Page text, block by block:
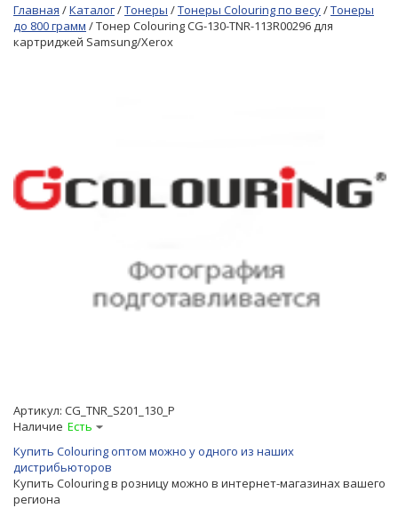
Главная /Каталог/Тонеры /Тонеры Colouring по весу/Тонеры
до 800 грамм /Тонер Colouring CG-130-TNR-113R00296 для
картриджей Samsung/Xerox
Артикул: CG_TNR_S201_130_P
Наличие Есть
Купить Colouring оптом можно у одного из наших
дистрибьюторов
Купить Colouring в розницу можно в интернет-магазинах вашего
региона